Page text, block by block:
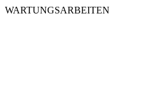
WARTUNGSARBEITEN